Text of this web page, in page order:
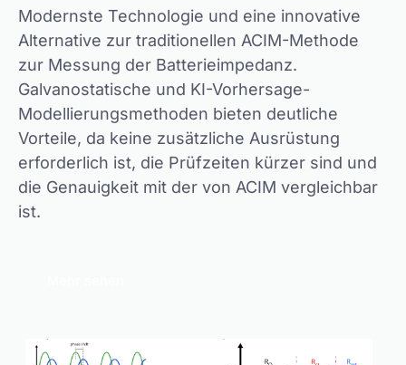
Modernste Technologie und eine innovative
Alternative zur traditionellen ACIM-Methode
zur Messung der Batterieimpedanz.
Galvanostatische und KI-Vorhersage-
Modellierungsmethoden bieten deutliche
Vorteile, da keine zusätzliche Ausrüstung
erforderlich ist, die Prüfzeiten kürzer sind und
die Genauigkeit mit der von ACIM vergleichbar
ist.